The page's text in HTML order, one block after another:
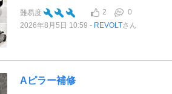
難易度 2
0
2026年8月5日 10:59
REVOLTさん
Aピラー補修